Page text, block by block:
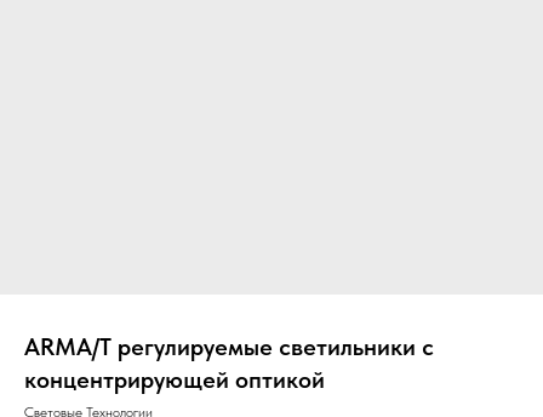
ARMA/T регулируемые светильники с
концентрирующей оптикой
Световые Технологии